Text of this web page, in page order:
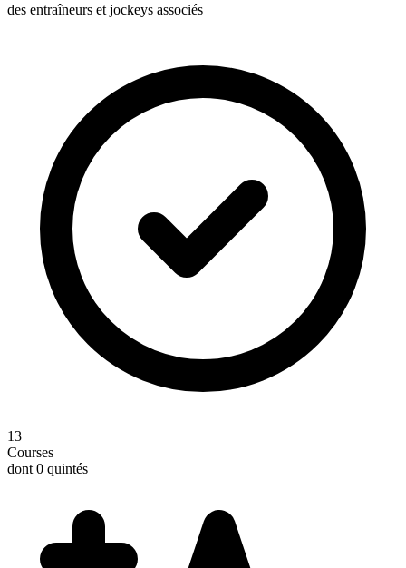
des entraîneurs et jockeys associés
13
Courses
dont 0 quintés